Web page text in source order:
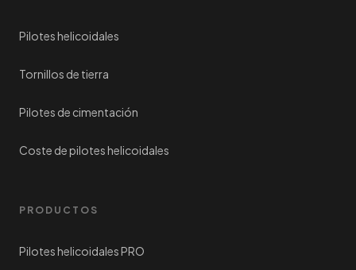
Pilotes helicoidales
Tornillos de tierra
Pilotes de cimentación
Coste de pilotes helicoidales
PRODUCTOS
Pilotes helicoidales PRO